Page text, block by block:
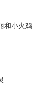
和小火鸡